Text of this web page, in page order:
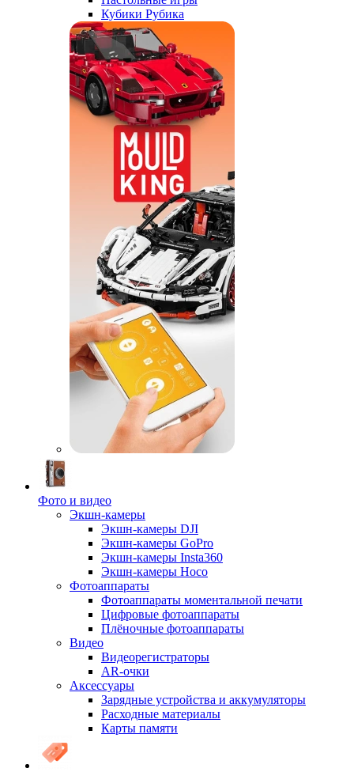
Кубики Рубика
Фото и видео
Экшн-камеры
Экшн-камеры DJI
Экшн-камеры GoPro
Экшн-камеры Insta360
Экшн-камеры Hoco
Фотоаппараты
Фотоаппараты моментальной печати
Цифровые фотоаппараты
Плёночные фотоаппараты
Видео
Видеорегистраторы
AR-очки
Аксессуары
Зарядные устройства и аккумуляторы
Расходные материалы
Карты памяти